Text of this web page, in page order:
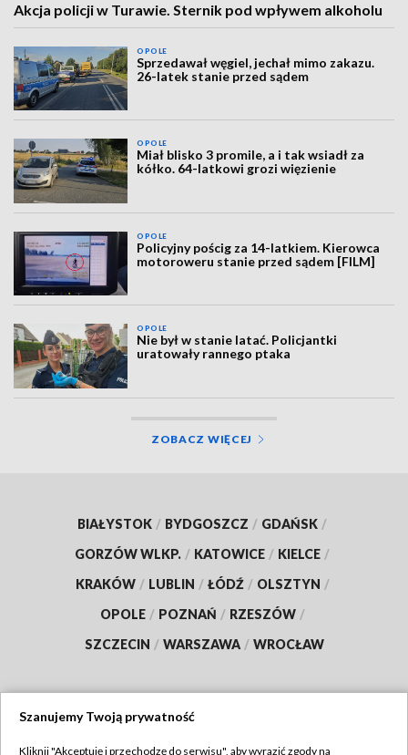
Akcja policji w Turawie. Sternik pod wpływem alkoholu
OPOLE
Sprzedawał węgiel, jechał mimo zakazu.
26-latek stanie przed sądem
OPOLE
Miał blisko 3 promile, a i tak wsiadł za
kółko. 64-latkowi grozi więzienie
OPOLE
Policyjny pościg za 14-latkiem. Kierowca
motoroweru stanie przed sądem [FILM]
OPOLE
Nie był w stanie latać. Policjantki
uratowały rannego ptaka
ZOBACZ WIĘCEJ
BIAŁYSTOK / BYDGOSZCZ / GDAŃSK /
GORZÓW WLKP. / KATOWICE / KIELCE /
KRAKÓW / LUBLIN / ŁÓDŹ / OLSZTYN /
OPOLE / POZNAŃ / RZESZÓW /
SZCZECIN / WARSZAWA / WROCŁAW
Szanujemy Twoją prywatność
Kliknij "Akceptuję i przechodzę do serwisu", aby wyrazić zgody na